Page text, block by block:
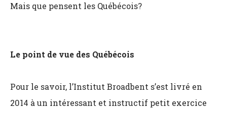
Mais que pensent les Québécois?
Le point de vue des Québécois
Pour le savoir, l’Institut Broadbent s’est livré en
2014 à un intéressant et instructif petit exercice